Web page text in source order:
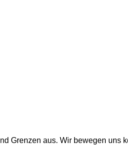
Grenzen aus. Wir bewegen uns